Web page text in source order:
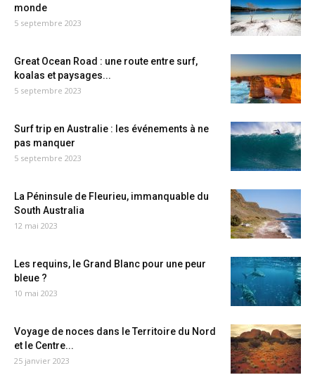
monde
5 septembre 2023
Great Ocean Road : une route entre surf,
koalas et paysages...
5 septembre 2023
Surf trip en Australie : les événements à ne
pas manquer
5 septembre 2023
La Péninsule de Fleurieu, immanquable du
South Australia
12 mai 2023
Les requins, le Grand Blanc pour une peur
bleue ?
10 mai 2023
Voyage de noces dans le Territoire du Nord
et le Centre...
25 janvier 2023